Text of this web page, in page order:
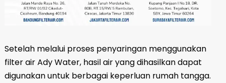
Setelah melalui proses penyaringan menggunakan
filter air Ady Water, hasil air yang dihasilkan dapat
digunakan untuk berbagai keperluan rumah tangga.